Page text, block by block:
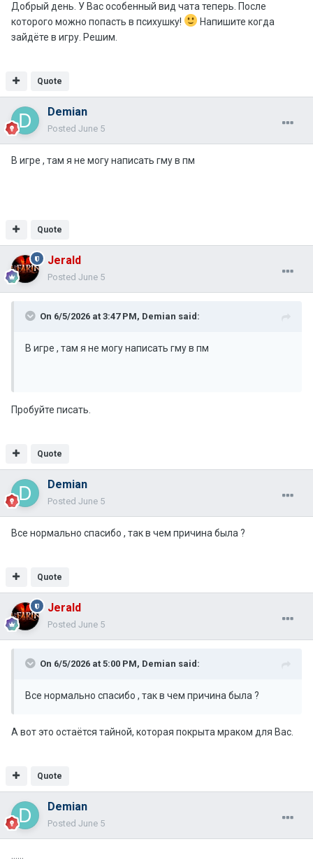
ник ASAKURAA
буду ждать ответ, спасибо )
Добрый день. У Вас особенный вид чата теперь. После
которого можно попасть в психушку!
Напишите когда
зайдёте в игру. Решим.
Quote
Demian
Posted June 5
В игре , там я не могу написать гму в пм
Quote
Jerald
Posted June 5
On 6/5/2026 at 3:47 PM, Demian said:
В игре , там я не могу написать гму в пм
Пробуйте писать.
Quote
Demian
Posted June 5
Все нормально спасибо , так в чем причина была ?
Quote
Jerald
Posted June 5
On 6/5/2026 at 5:00 PM, Demian said:
Все нормально спасибо , так в чем причина была ?
А вот это остаётся тайной, которая покрыта мраком для Вас.
Quote
Demian
Posted June 5
……